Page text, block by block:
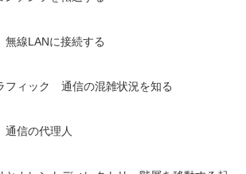
線LANに接続する
フィック 通信の混雑状況を知る
信の代理人